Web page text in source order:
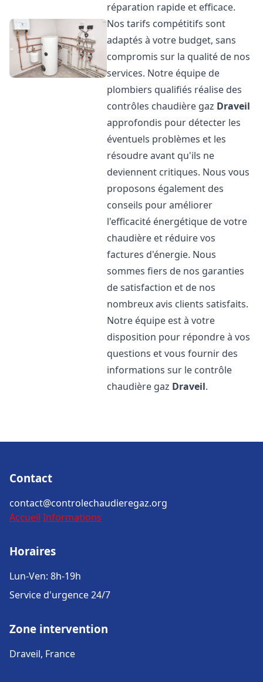
réparation rapide et efficace.
Nos tarifs compétitifs sont
adaptés à votre budget, sans
compromis sur la qualité de nos
services. Notre équipe de
plombiers qualifiés réalise des
contrôles chaudière gaz Draveil
approfondis pour détecter les
éventuels problèmes et les
résoudre avant qu'ils ne
deviennent critiques. Nous vous
proposons également des
conseils pour améliorer
l'efficacité énergétique de votre
chaudière et réduire vos
factures d'énergie. Nous
sommes fiers de nos garanties
de satisfaction et de nos
nombreux avis clients satisfaits.
Notre équipe est à votre
disposition pour répondre à vos
questions et vous fournir des
informations sur le contrôle
chaudière gaz Draveil.
Contact
contact@controlechaudieregaz.org
Accueil Informations
Horaires
Lun-Ven: 8h-19h
Service d'urgence 24/7
Zone intervention
Draveil, France